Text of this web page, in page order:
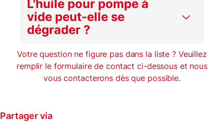
L'huile pour pompe à
vide peut-elle se
dégrader ?
Votre question ne figure pas dans la liste ? Veuillez
remplir le formulaire de contact ci-dessous et nous
vous contacterons dès que possible.
Partager via